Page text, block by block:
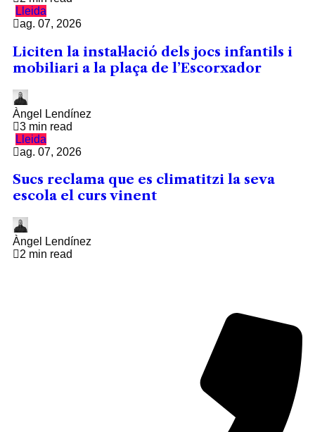
Lleida
ag. 07, 2026
Liciten la instal·lació dels jocs infantils i
mobiliari a la plaça de l’Escorxador
Àngel Lendínez
3 min read
Lleida
ag. 07, 2026
Sucs reclama que es climatitzi la seva
escola el curs vinent
Àngel Lendínez
2 min read